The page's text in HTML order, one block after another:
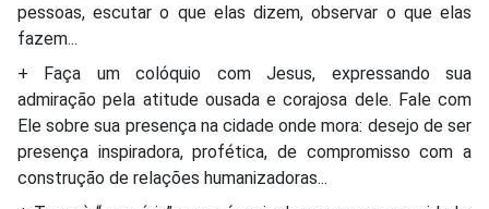
pessoas, escutar o que elas dizem, observar o que elas
fazem...
+ Faça um colóquio com Jesus, expressando sua
admiração pela atitude ousada e corajosa dele. Fale com
Ele sobre sua presença na cidade onde mora: desejo de ser
presença inspiradora, profética, de compromisso com a
construção de relações humanizadoras...